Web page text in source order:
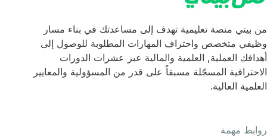
من بيتي منصة تعليمية تهدف إلى مساعدتك في بناء مسار
وظيفي متخصص واحتراف المهارات المطلوبة للوصول إلى
أهدافك العملية, العلمية والمالية عبر عشرات الدورات
الاحترافية المسجّلة مسبقاً على قدر من المسؤولية والمعايير
العلمية العالية.
روابط مهمة